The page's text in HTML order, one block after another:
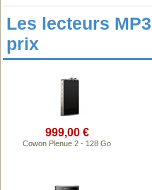
Les lecteurs
prix
999,00 €
Cowon Plenue 2 - 128 Go